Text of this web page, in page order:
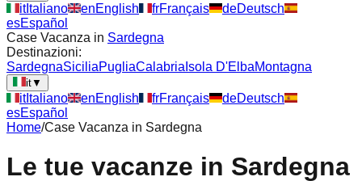
itItaliano enEnglish frFrançais deDeutsch
esEspañol
Case Vacanza in Sardegna
Destinazioni:
SardegnaSiciliaPugliaCalabria Isola D'ElbaMontagna
it▼
itItaliano enEnglish frFrançais deDeutsch
esEspañol
Home/Case Vacanza in Sardegna
Le tue vacanze in Sardegna